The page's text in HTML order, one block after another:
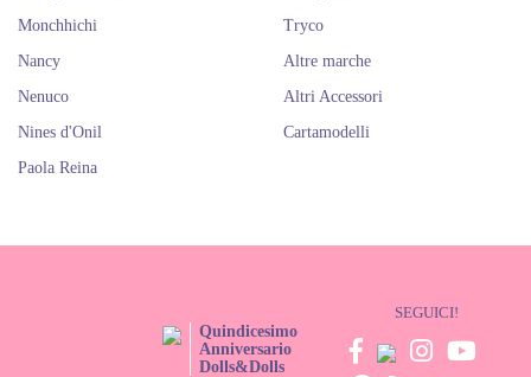
Monchhichi
Nancy
Nenuco
Nines d'Onil
Paola Reina
Tryco
Altre marche
Altri Accessori
Cartamodelli
Quindicesimo
Anniversario
Dolls&Dolls
SEGUICI!